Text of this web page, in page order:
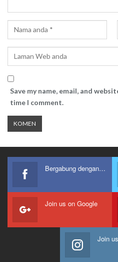
Save my name, email, and
time I comment.
Bergabung dengan kami
Join us on Google
Join